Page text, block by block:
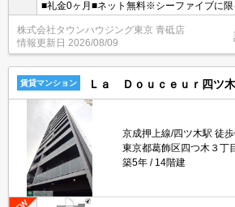
■礼金0ヶ月■ネット無料※シーファイブに限
株式会社タウンハウジング東京 青砥店
情報更新日 2026/08/09
賃貸マンション Ｌａ Ｄｏｕｃｅｕｒ四ツ
京成押上線/四ツ木駅 徒
東京都葛飾区四つ木３丁
築5年
14階建